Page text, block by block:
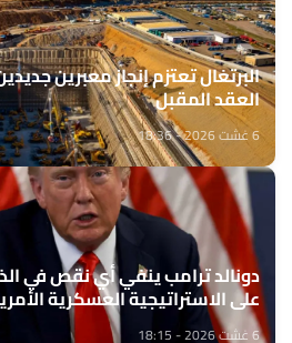
البرتغال تعتزم إنجاز معبرين
العقد المقبل
6 غشت 2026 - 18:36
دونالد ترامب ينفي أي نقص في
على الاستراتيجية العسكرية
6 غشت 2026 - 18:15